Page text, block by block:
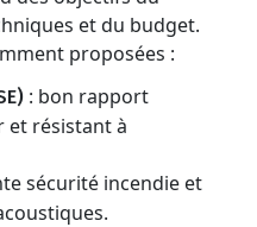
et du budget.
proposées :
: bon rapport
et résistant à
sécurité incendie et